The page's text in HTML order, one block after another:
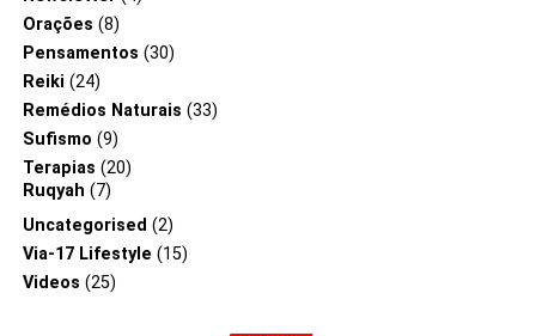
“Uma pessoa
possuidora de um
“mau-olhado” carrega
dentro de si ciúme e
inveja, uma força
destruidora. Fique
alerta para não se
Orações (8)
Pensamentos (30)
Reiki (24)
Remédios Naturais (33)
Sufismo (9)
Terapias (20)
Ruqyah (7)
Uncategorised (2)
Via-17 Lifestyle (15)
Videos (25)